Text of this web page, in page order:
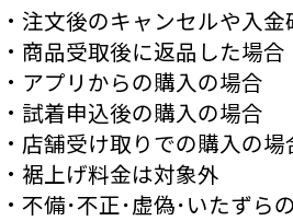
注文後のキャンセルや入
商品受取後に返品した場合
アプリからの購入の場合
試着申込後の購入の場合
店舗受け取りでの購入の場
裾上げ料金は対象外
不備･不正･虚偽･いたずら